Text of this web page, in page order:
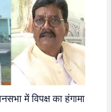
में विपक्ष का हंगामा